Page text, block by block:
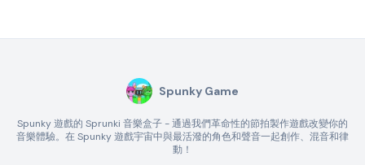
Spunky Game
Spunky 遊戲的 Sprunki 音樂盒子 - 通過我們革命性的節拍製作遊戲改變你的
音樂體驗。在 Spunky 遊戲宇宙中與最活潑的角色和聲音一起創作、混音和律
動！